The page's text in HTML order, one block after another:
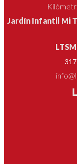
Jardín Infantil Mi